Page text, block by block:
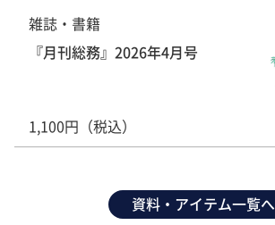
雑誌・書籍
『月刊総務』2026年4月号
1,100円（税込）
資料・アイテム一覧へ